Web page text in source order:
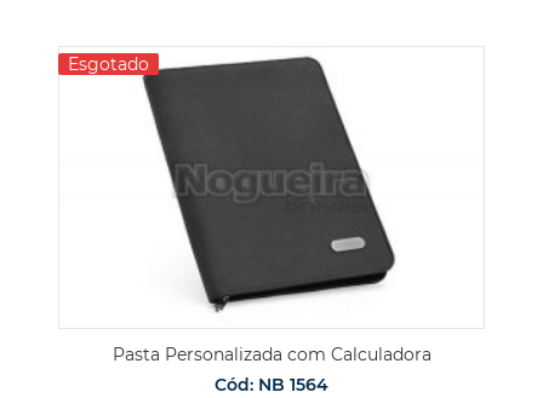
Esgotado
Pasta Personalizada com Calculadora
Cód: NB 1564